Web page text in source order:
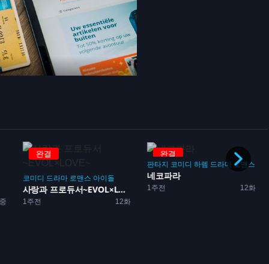
완결
코미디 드라마 로맨스 아이돌
1주전 12화
사랑과 프로듀서~EVOL×L...
완결
판타지 코미디 하렘 드라마 로맨스
1주전 12화
네코파라